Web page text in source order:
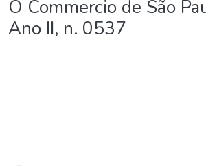
Estatísticas
O Commercio de São
Ano II, n. 0537